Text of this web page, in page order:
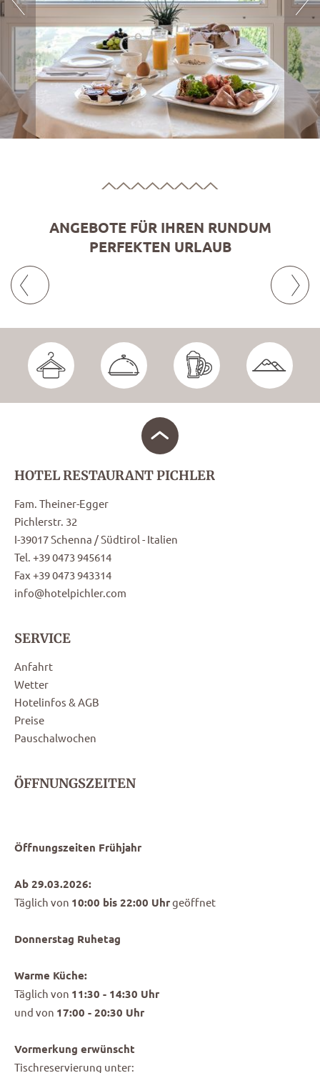
ANGEBOTE FÜR IHREN RUNDUM
PERFEKTEN URLAUB
HOTEL RESTAURANT PICHLER
Fam. Theiner-Egger
Pichlerstr. 32
I-39017 Schenna / Südtirol - Italien
Tel. +39 0473 945614
Fax +39 0473 943314
info@hotelpichler.com
SERVICE
Anfahrt
Wetter
Hotelinfos & AGB
Preise
Pauschalwochen
ÖFFNUNGSZEITEN
Öffnungszeiten Frühjahr
Ab 29.03.2026:
Täglich von 10:00 bis 22:00 Uhrgeöffnet
Donnerstag Ruhetag
Warme Küche:
Täglich von 11:30 - 14:30 Uhr
und von 17:00 - 20:30 Uhr
Vormerkung erwünscht
Tischreservierung unter: